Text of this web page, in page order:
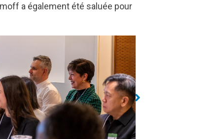
a également été saluée pour
Pam Damoff